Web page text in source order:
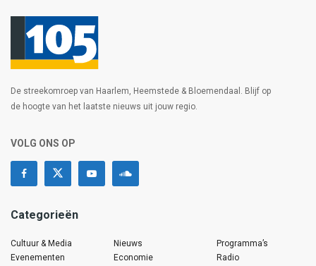
De streekomroep van Haarlem, Heemstede & Bloemendaal. Blijf op
de hoogte van het laatste nieuws uit jouw regio.
VOLG ONS OP
Categorieën
Cultuur & Media
Evenementen
Nieuws
Economie
Programma’s
Radio